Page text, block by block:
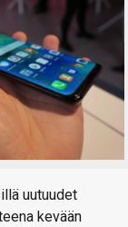
uutuudet
kevään